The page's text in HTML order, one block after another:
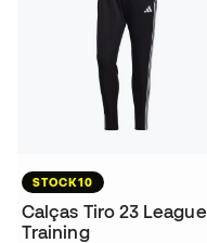
STOCK10
Calças Tiro 23 League
Training